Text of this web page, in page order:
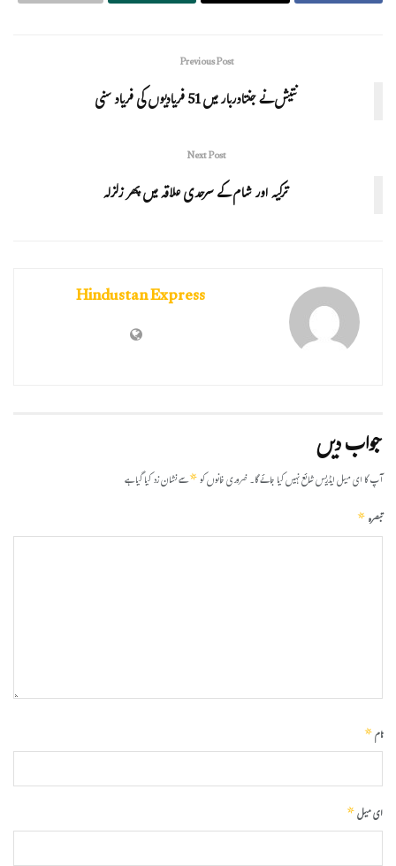
Previous Post
نتیش نے جنتادربار میں 51 فریادیوں کی فریاد سنی
Next Post
ترکیہ اور شام کے سرحدی علاقہ میں پھر زلزلہ
Hindustan Express
جواب دیں
آپ کا ای میل ایڈریس شائع نہیں کیا جائے گا۔ضروری خانوں کو*سے نشان زد کیا گیا ہے
تبصرہ*
نام*
ای میل*